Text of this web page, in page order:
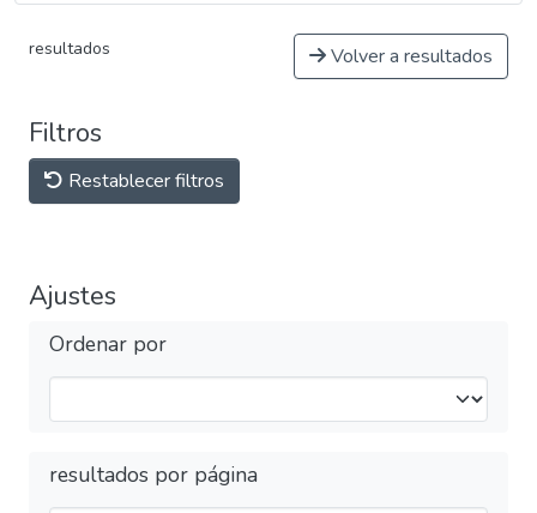
resultados Volver a resultados
Filtros
Restablecer filtros
Ajustes
Ordenar por
resultados por página